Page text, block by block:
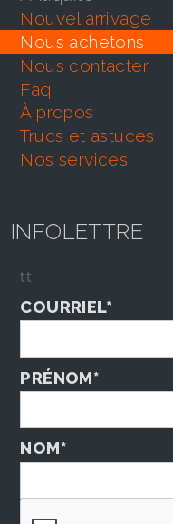
nouvel arrivage
nous achetons
nous contacter
faq
À propos
trucs et astuces
nos services
INFOLETTRE
tt
COURRIEL*
PRÉNOM*
NOM*